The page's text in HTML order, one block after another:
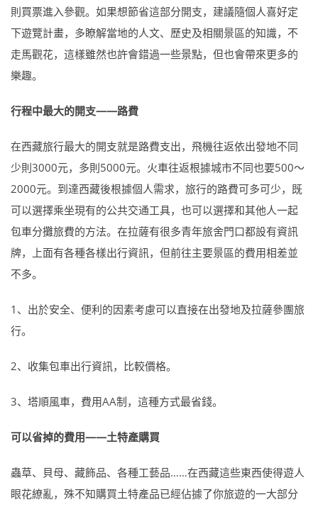
則買票進入參觀。如果想節省這部分開支，建議隨個人喜好定
下遊覽計畫，多瞭解當地的人文、歷史及相關景區的知識，不
走馬觀花，這樣雖然也許會錯過一些景點，但也會帶來更多的
樂趣。
行程中最大的開支——路費
在西藏旅行最大的開支就是路費支出，飛機往返依出發地不同
少則3000元，多則5000元。火車往返根據城市不同也要500～
2000元。到達西藏後根據個人需求，旅行的路費可多可少，既
可以選擇乘坐現有的公共交通工具，也可以選擇和其他人一起
包車分攤旅費的方法。在拉薩有很多青年旅舍門口都設有資訊
牌，上面有各種各樣出行資訊，但前往主要景區的費用相差並
不多。
1、出於安全、便利的因素考慮可以直接在出發地及拉薩參團旅
行。
2、收集包車出行資訊，比較價格。
3、塔順風車，費用AA制，這種方式最省錢。
可以省掉的費用——土特產購買
蟲草、貝母、藏飾品、各種工藝品……在西藏這些東西使得遊人
眼花繚亂，殊不知購買土特產品已經佔據了你旅遊的一大部分